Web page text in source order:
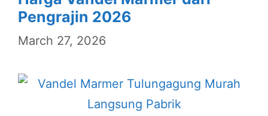
Pengrajin 2026
March 27, 2026